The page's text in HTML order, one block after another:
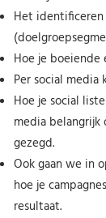
Het identificeren
Hoe je
Per social media
Hoe je social
media
gezegd.
Ook gaan we in
hoe je
resultaat.